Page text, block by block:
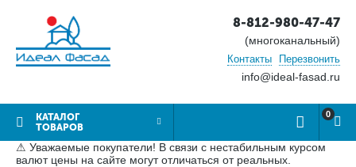
8-812-980-47-47
(многоканальный)
Контакты Перезвонить
info@ideal-fasad.ru
КАТАЛОГ
ТОВАРОВ
0
⚠ Уважаемые покупатели! В связи с нестабильным курсом
валют цены на сайте могут отличаться от реальных.